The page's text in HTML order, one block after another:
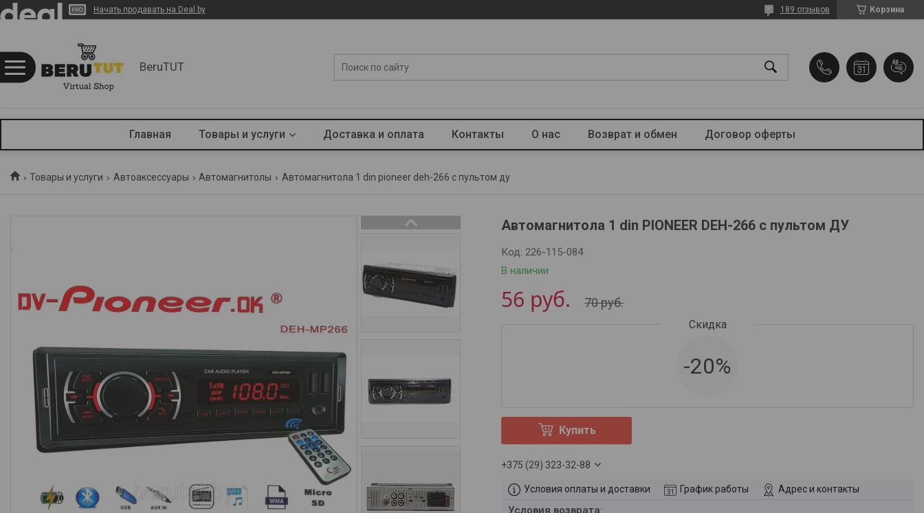
Начать продавать на Deal.by Корзина
189 отзывов
BeruTUT
Главная Товары и услуги Доставка и оплата Контакты О нас Возврат и обмен Договор оферты
Товары и услуги Автоаксессуары Автомагнитолы Автомагнитола 1 din pioneer deh-266 с пультом ду
Автомагнитола 1 din PIONEER DEH-266 с пультом ДУ
В наличии
Код: 226-115-084
70руб.
56 руб.
-20%
Купить
+375 (29) 323-32-88
Условия оплаты и доставки График работы Адрес и контакты